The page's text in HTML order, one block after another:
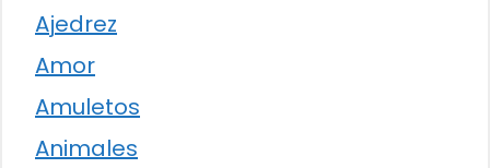
Ajedrez
Amor
Amuletos
Animales